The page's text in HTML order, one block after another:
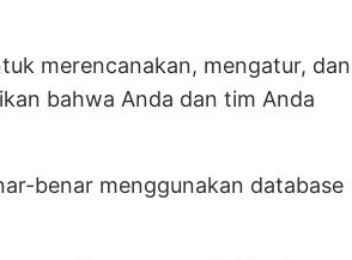
merencanakan, mengatur, dan
bahwa Anda dan tim Anda
benar menggunakan database